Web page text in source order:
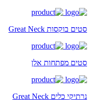
סטים בוקסות Great Neck
סטים מפתחות אלן
נרתיקי כלים Great Neck